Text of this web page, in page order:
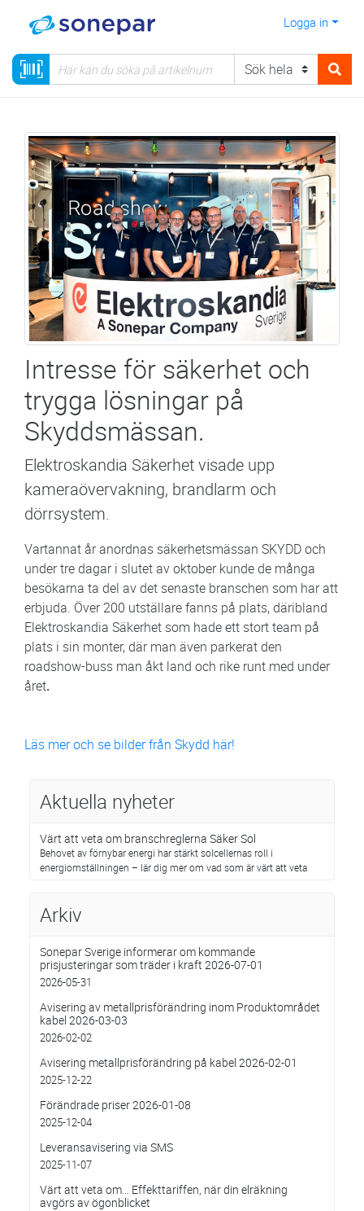
Logga in
Intresse för säkerhet och
trygga lösningar på
Skyddsmässan.
Elektroskandia Säkerhet visade upp
kameraövervakning, brandlarm och
dörrsystem.
Vartannat år anordnas säkerhetsmässan SKYDD och
under tre dagar i slutet av oktober kunde de många
besökarna ta del av det senaste branschen som har att
erbjuda. Över 200 utställare fanns på plats, däribland
Elektroskandia Säkerhet som hade ett stort team på
plats i sin monter, där man även parkerat den
roadshow-buss man åkt land och rike runt med under
året.
Läs mer och se bilder från Skydd här!
Aktuella nyheter
Värt att veta om branschreglerna Säker Sol
Behovet av förnybar energi har stärkt solcellernas roll i
energiomställningen – lär dig mer om vad som är värt att veta
Arkiv
Sonepar Sverige informerar om kommande
prisjusteringar som träder i kraft 2026-07-01
2026-05-31
Avisering av metallprisförändring inom Produktområdet
kabel 2026-03-03
2026-02-02
Avisering metallprisförändring på kabel 2026-02-01
2025-12-22
Förändrade priser 2026-01-08
2025-12-04
Leveransavisering via SMS
2025-11-07
Värt att veta om… Effekttariffen, när din elräkning
avgörs av ögonblicket